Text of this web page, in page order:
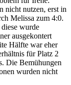
nicht nutzen, erst in
Melissa zum 4:0.
wurde
ausgekontert
Hälfte war eher
für Platz 2
Die Bemühungen
wurden nicht